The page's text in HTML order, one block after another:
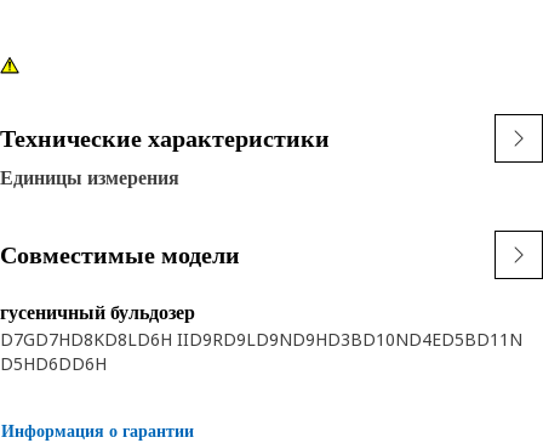
Технические характеристики
Единицы измерения
Совместимые модели
гусеничный бульдозер
D7GD7HD8KD8LD6H IID9RD9LD9ND9HD3BD10ND4ED5BD11N
D5HD6DD6H
Информация о гарантии